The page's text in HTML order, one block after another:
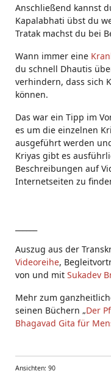
Anschließend kannst
Kapalabhati übst du
Tratak machst du bei
Wann immer eine
du schnell Dhautis
verhindern, dass sich
können.
Das war ein Tipp im
es um die einzelnen
ausgeführt werden
Kriyas gibt es
Beschreibungen auf
Internetseiten zu
Auszug aus der
Videoreihe,
von und mit Sukadev
Mehr zum
seinen Büchern „Der
Bhagavad Gita für
Ansichten: 90